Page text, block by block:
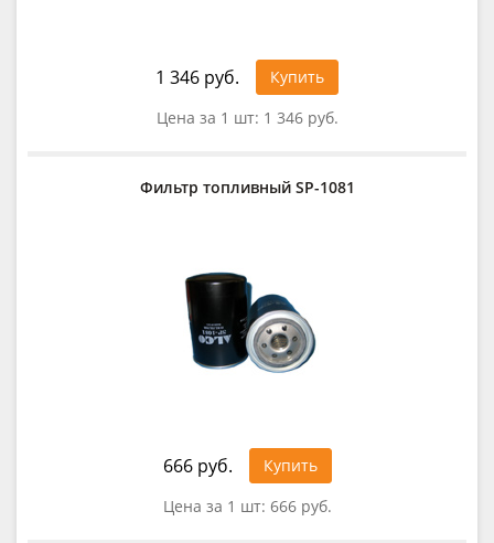
1 346 руб.
Купить
Цена за 1 шт: 1 346 руб.
Фильтр топливный SP-1081
666 руб.
Купить
Цена за 1 шт: 666 руб.